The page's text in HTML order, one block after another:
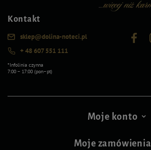
Kontakt
sklep@dolina-noteci.pl
+ 48 607 551 111
*Infolinia czynna
7:00 – 17:00 (pon–pt)
Moje konto
Moje zamówienia